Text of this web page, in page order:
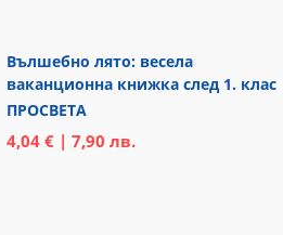
Вълшебно лято: весела
ваканционна книжка след 1. клас
ПРОСВЕТА
4,04 € | 7,90 лв.